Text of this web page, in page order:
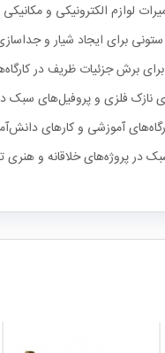
لوازم الکترونیکی و
ستونی برای ایجاد شیار و
برای برش جزئیات ظریف در
نازک فلزی و پروفیل‌های سبک
آموزشی و کارهای
در پروژه‌های خلاقانه و هنری